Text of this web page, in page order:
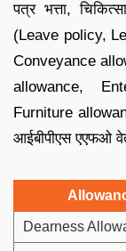
पत्र भत्ता,
(Leave policy,
Conveyance
allowance,
Furniture
आईबीपीएस एएफओ
Dearness